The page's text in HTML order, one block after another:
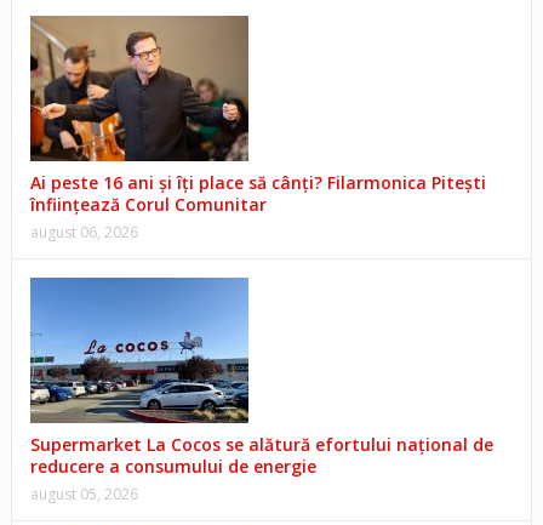
Ai peste 16 ani și îți place să cânți? Filarmonica Pitești
înființează Corul Comunitar
august 06, 2026
Supermarket La Cocos se alătură efortului național de
reducere a consumului de energie
august 05, 2026